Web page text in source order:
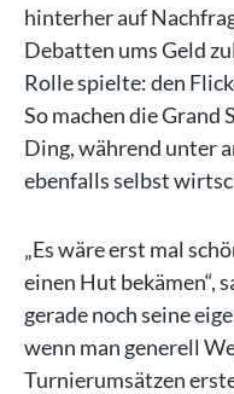
hinterher auf
Debatten ums Geld
Rolle spielte: den
So machen die Grand
Ding, während unter
ebenfalls selbst
„Es wäre erst mal
einen Hut bekämen“,
gerade noch seine
wenn man generell
Turnierumsätzen